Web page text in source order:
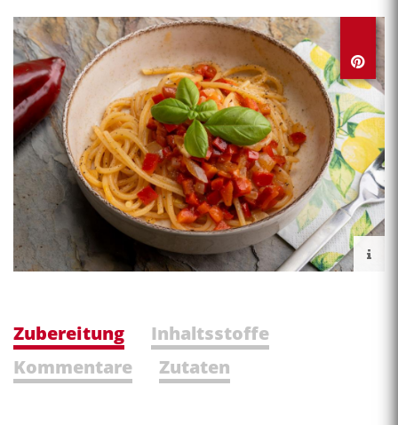
Zubereitung
Inhaltsstoffe
Kommentare
Zutaten